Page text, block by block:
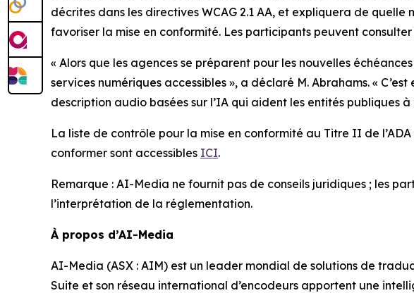
décrites dans les directives WCAG 2.1 AA, et expliquera de
favoriser la mise en conformité. Les participants peuvent
« Alors que les agences se préparent pour les nouvelles
services numériques accessibles », a déclaré M. Abrahams. «
description audio basées sur l’IA qui aident les entités publiques
La liste de contrôle pour la mise en conformité au Titre II de
conformer sont accessibles ICI.
Remarque : AI-Media ne fournit pas de conseils juridiques ; les
l’interprétation de la réglementation.
À propos d’AI-Media
AI-Media (ASX : AIM) est un leader mondial de solutions de
Suite et son réseau international d’encodeurs apportent une